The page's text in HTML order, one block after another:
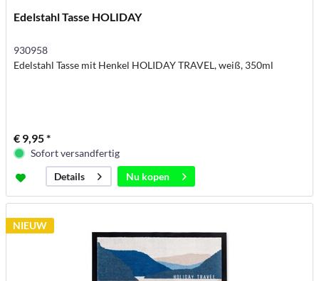
Edelstahl Tasse HOLIDAY
930958
Edelstahl Tasse mit Henkel HOLIDAY TRAVEL, weiß, 350ml
€ 9,95 *
Sofort versandfertig
Details
Nu kopen
NIEUW